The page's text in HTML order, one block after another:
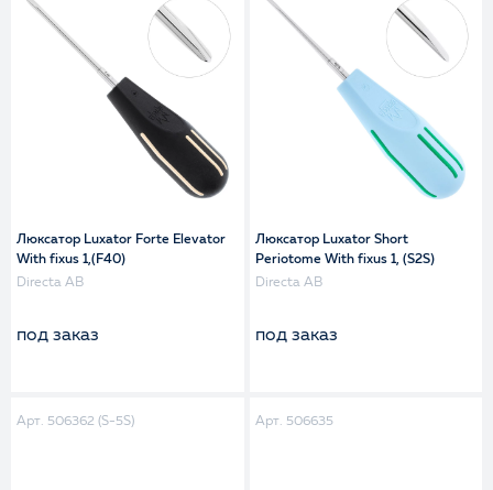
Люксатор Luxator Forte Elevator
With fixus 1,(F40)
Directa AB
под заказ
Люксатор Luxator Short
Periotome With fixus 1, (S2S)
Directa AB
под заказ
Арт. 506362 (S-5S) Арт. 506635